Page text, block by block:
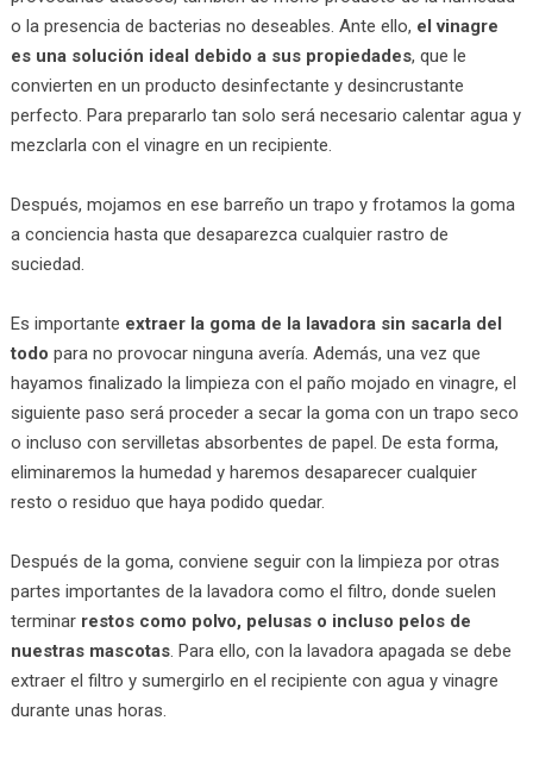
o la presencia de bacterias no deseables. Ante ello, el vinagre
es una solución ideal debido a sus propiedades, que le
convierten en un producto desinfectante y desincrustante
perfecto. Para prepararlo tan solo será necesario calentar agua y
mezclarla con el vinagre en un recipiente.
Después, mojamos en ese barreño un trapo y frotamos la goma
a conciencia hasta que desaparezca cualquier rastro de
suciedad.
Es importante extraer la goma de la lavadora sin sacarla del
todo para no provocar ninguna avería. Además, una vez que
hayamos finalizado la limpieza con el paño mojado en vinagre, el
siguiente paso será proceder a secar la goma con un trapo seco
o incluso con servilletas absorbentes de papel. De esta forma,
eliminaremos la humedad y haremos desaparecer cualquier
resto o residuo que haya podido quedar.
Después de la goma, conviene seguir con la limpieza por otras
partes importantes de la lavadora como el filtro, donde suelen
terminar restos como polvo, pelusas o incluso pelos de
nuestras mascotas. Para ello, con la lavadora apagada se debe
extraer el filtro y sumergirlo en el recipiente con agua y vinagre
durante unas horas.